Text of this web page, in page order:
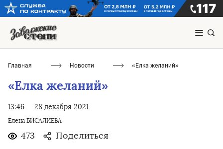
Главная Новости «Елка желаний»
«Елка желаний»
13:46 28 декабря 2021
Елена БИСАЛИЕВА
473 Поделиться